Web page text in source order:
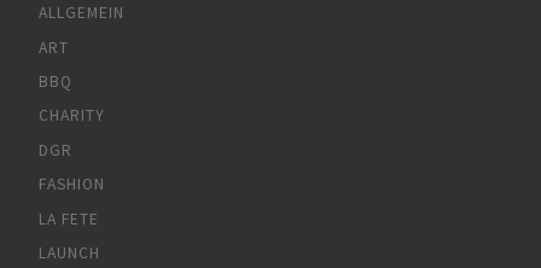
ALLGEMEIN
ART
BBQ
CHARITY
DGR
FASHION
LA FETE
LAUNCH